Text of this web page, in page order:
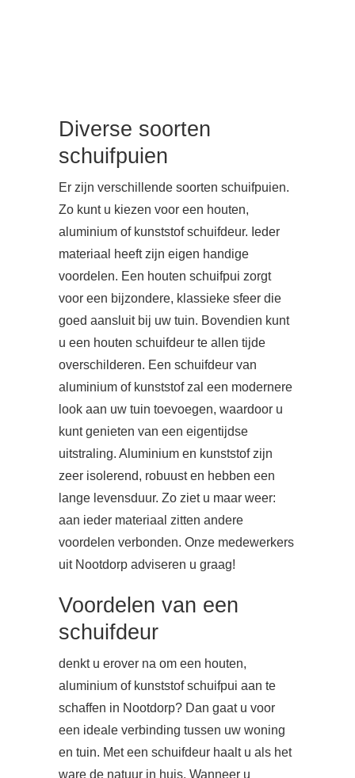
Diverse soorten
schuifpuien
Er zijn verschillende soorten schuifpuien.
Zo kunt u kiezen voor een houten,
aluminium of kunststof schuifdeur. Ieder
materiaal heeft zijn eigen handige
voordelen. Een houten schuifpui zorgt
voor een bijzondere, klassieke sfeer die
goed aansluit bij uw tuin. Bovendien kunt
u een houten schuifdeur te allen tijde
overschilderen. Een schuifdeur van
aluminium of kunststof zal een modernere
look aan uw tuin toevoegen, waardoor u
kunt genieten van een eigentijdse
uitstraling. Aluminium en kunststof zijn
zeer isolerend, robuust en hebben een
lange levensduur. Zo ziet u maar weer:
aan ieder materiaal zitten andere
voordelen verbonden. Onze medewerkers
uit Nootdorp adviseren u graag!
Voordelen van een
schuifdeur
denkt u erover na om een houten,
aluminium of kunststof schuifpui aan te
schaffen in Nootdorp? Dan gaat u voor
een ideale verbinding tussen uw woning
en tuin. Met een schuifdeur haalt u als het
ware de natuur in huis. Wanneer u